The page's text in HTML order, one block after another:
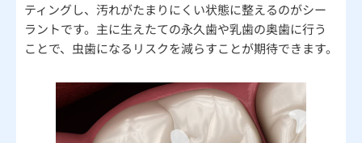
ティングし、汚れがたまりにくい状態に整えるのがシー
ラントです。主に生えたての永久歯や乳歯の奥歯に行う
ことで、虫歯になるリスクを減らすことが期待できます。